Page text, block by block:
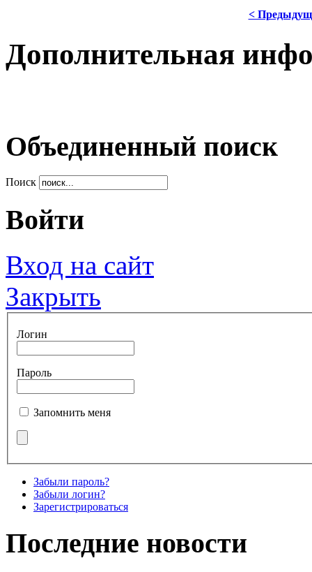
<
Дополнительная
Объединенный поиск
Поиск
Войти
Вход на сайт
Закрыть
Логин
Пароль
Запомнить меня
Забыли пароль?
Забыли логин?
Зарегистрироваться
Последние новости